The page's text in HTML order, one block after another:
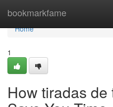
bookmarkfame
Home
Home
1
How tiradas